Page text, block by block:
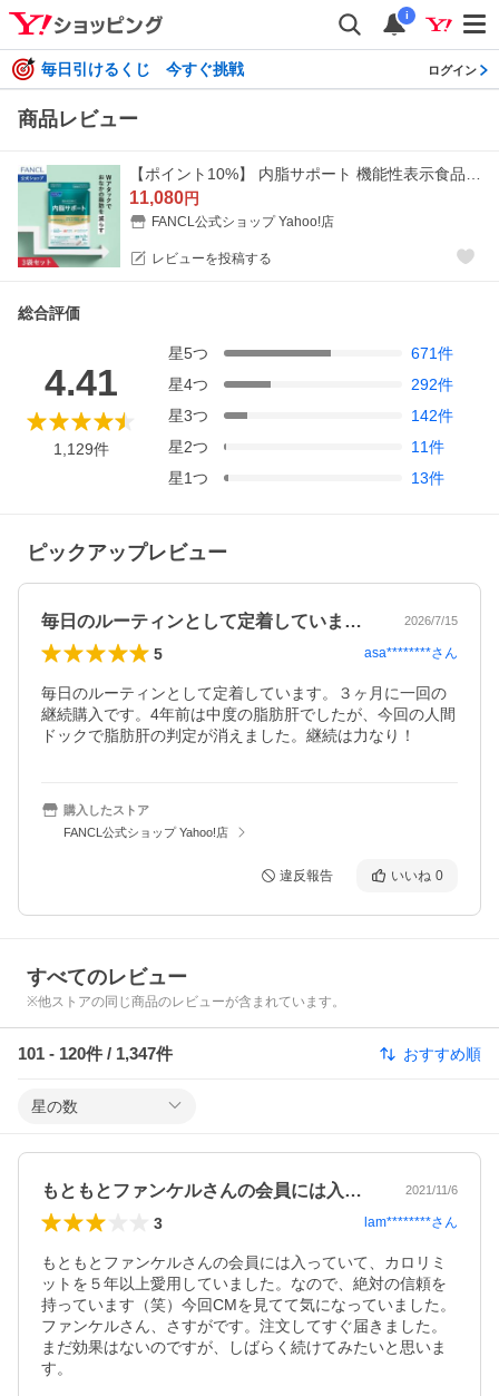
i
毎日引けるくじ 今すぐ挑戦 ログイン
商品レビュー
11,080円
FANCL公式ショップ Yahoo!店
レビューを投稿する
総合評価
4.41
1,129件
星5つ 671件
星4つ 292件
星3つ 142件
星2つ 11件
星1つ 13件
ピックアップレビュー
毎日のルーティンとして定着しています。… 2026/7/15
5 asa********さん
毎日のルーティンとして定着しています。３ヶ月に一回の
継続購入です。4年前は中度の脂肪肝でしたが、今回の人間
ドックで脂肪肝の判定が消えました。継続は力なり！
購入したストア
FANCL公式ショップ Yahoo!店
違反報告 いいね 0
すべてのレビュー
※他ストアの同じ商品のレビューが含まれています。
101 - 120件 / 1,347件 おすすめ順
星の数
もともとファンケルさんの会員には入って… 2021/11/6
3 lam********さん
もともとファンケルさんの会員には入っていて、カロリミ
ットを５年以上愛用していました。なので、絶対の信頼を
持っています（笑）今回CMを見てて気になっていました。
ファンケルさん、さすがです。注文してすぐ届きました。
まだ効果はないのですが、しばらく続けてみたいと思いま
す。